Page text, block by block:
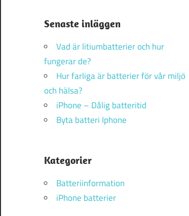
Senaste inläggen
Vad är litiumbatterier och hur
fungerar de?
Hur farliga är batterier för vår miljö
och hälsa?
iPhone – Dålig batteritid
Byta batteri Iphone
Kategorier
Batteriinformation
iPhone batterier